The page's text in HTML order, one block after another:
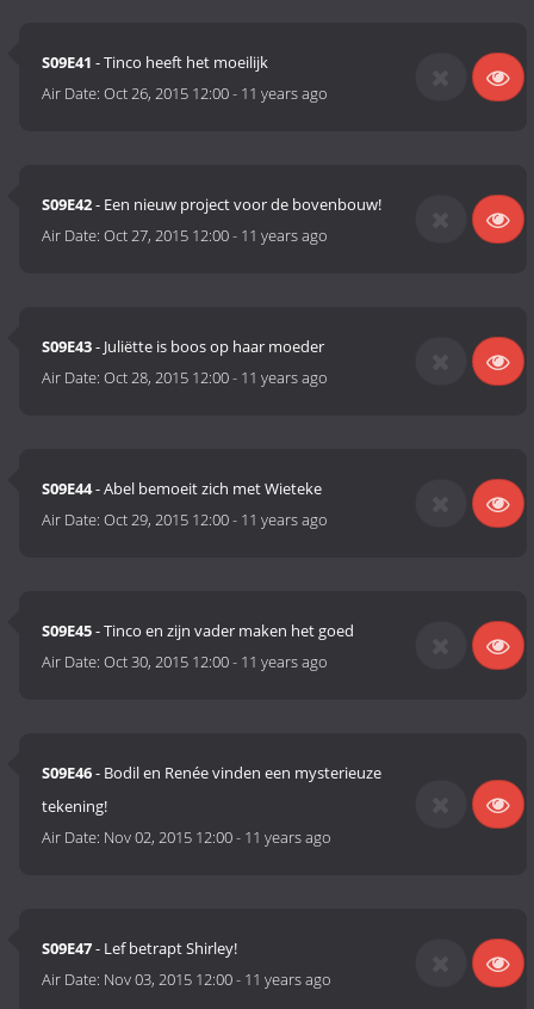
S09E41 - Tinco heeft het moeilijk
Air Date:Oct 26, 2015 12:00- 11 years ago
S09E42- Een nieuw project voor de bovenbouw!
Air Date:Oct 27, 2015 12:00- 11 years ago
S09E43- Juliëtte is boos op haar moeder
Air Date:Oct 28, 2015 12:00- 11 years ago
S09E44- Abel bemoeit zich met Wieteke
Air Date:Oct 29, 2015 12:00- 11 years ago
S09E45- Tinco en zijn vader maken het goed
Air Date:Oct 30, 2015 12:00- 11 years ago
S09E46- Bodil en Renée vinden een mysterieuze
tekening!
Air Date: Nov 02, 2015 12:00- 11 years ago
S09E47- Lef betrapt Shirley!
Air Date: Nov 03, 2015 12:00- 11 years ago